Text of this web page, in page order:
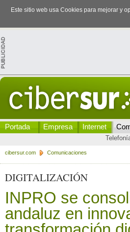
Este sitio web usa Cookies para mejorar y
Portada Empresa Internet
cibersur.com Comunicaciones
DIGITALIZACIÓN
INPRO se
andaluz en